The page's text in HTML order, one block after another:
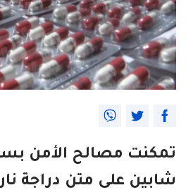
تمكنت مصالح الأمن
شابين على متن دراجة